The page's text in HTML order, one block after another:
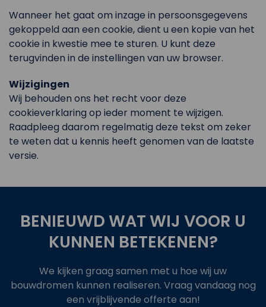
Wanneer het gaat om inzage in persoonsgegevens
gekoppeld aan een cookie, dient u een kopie van het
cookie in kwestie mee te sturen. U kunt deze
terugvinden in de instellingen van uw browser.
Wijzigingen
Wij behouden ons het recht voor deze
cookieverklaring op ieder moment te wijzigen.
Raadpleeg daarom regelmatig deze tekst om zeker
te weten dat u kennis heeft genomen van de laatste
versie.
BENIEUWD WAT WIJ VOOR U
KUNNEN BETEKENEN?
We kijken graag samen met u hoe wij uw
bouwdromen kunnen realiseren. Vraag vandaag nog
een vrijblijvende offerte aan!